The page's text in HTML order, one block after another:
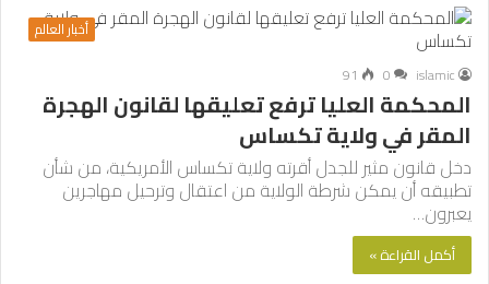
أخبار العالم
islamic
0
91
المحكمة العليا ترفع تعليقها لقانون الهجرة
المقر في ولاية تكساس
دخل قانون مثير للجدل أقرته ولاية تكساس الأمريكية، من شأن
تطبيقه أن يمكن شرطة الولاية من اعتقال وترحيل مهاجرين
يعبرون…
أكمل القراءة »